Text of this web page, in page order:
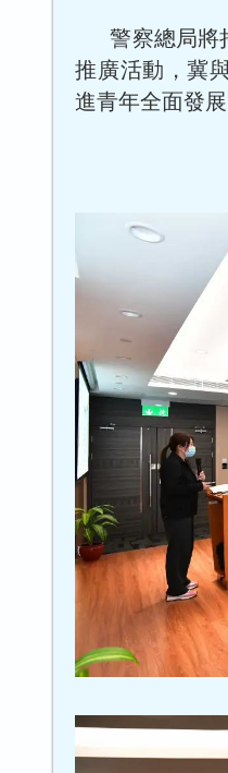
警察總局將
推廣活動，冀
進青年全面發